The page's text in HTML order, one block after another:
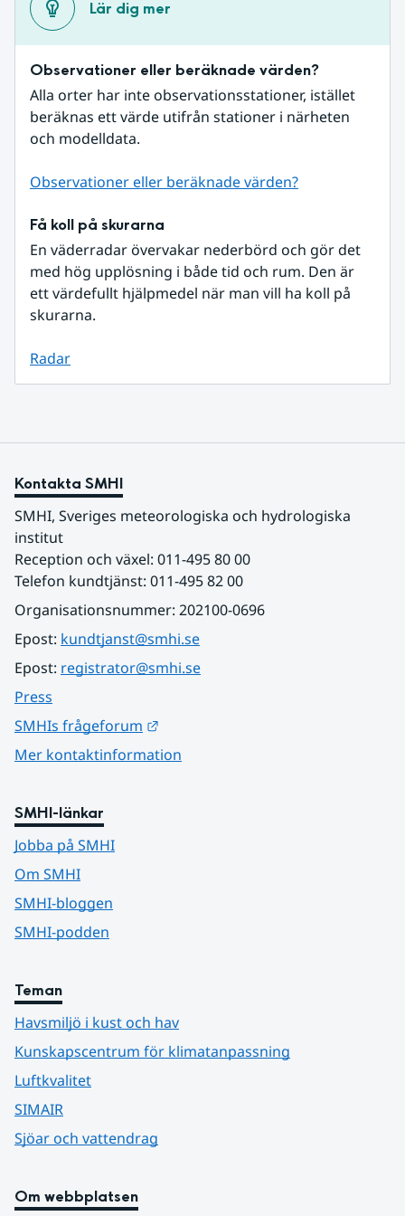
Lär dig mer
Observationer eller beräknade värden?
Alla orter har inte observationsstationer, istället
beräknas ett värde utifrån stationer i närheten
och modelldata.
Observationer eller beräknade värden?
Få koll på skurarna
En väderradar övervakar nederbörd och gör det
med hög upplösning i både tid och rum. Den är
ett värdefullt hjälpmedel när man vill ha koll på
skurarna.
Radar
Kontakta SMHI
SMHI, Sveriges meteorologiska och hydrologiska
institut
Reception och växel: 011-495 80 00
Telefon kundtjänst: 011-495 82 00
Organisationsnummer: 202100-0696
Epost: kundtjanst@smhi.se
Epost: registrator@smhi.se
Press
SMHIs frågeforum
Mer kontaktinformation
SMHI-länkar
Jobba på SMHI
Om SMHI
SMHI-bloggen
SMHI-podden
Teman
Havsmiljö i kust och hav
Kunskapscentrum för klimatanpassning
Luftkvalitet
SIMAIR
Sjöar och vattendrag
Om webbplatsen